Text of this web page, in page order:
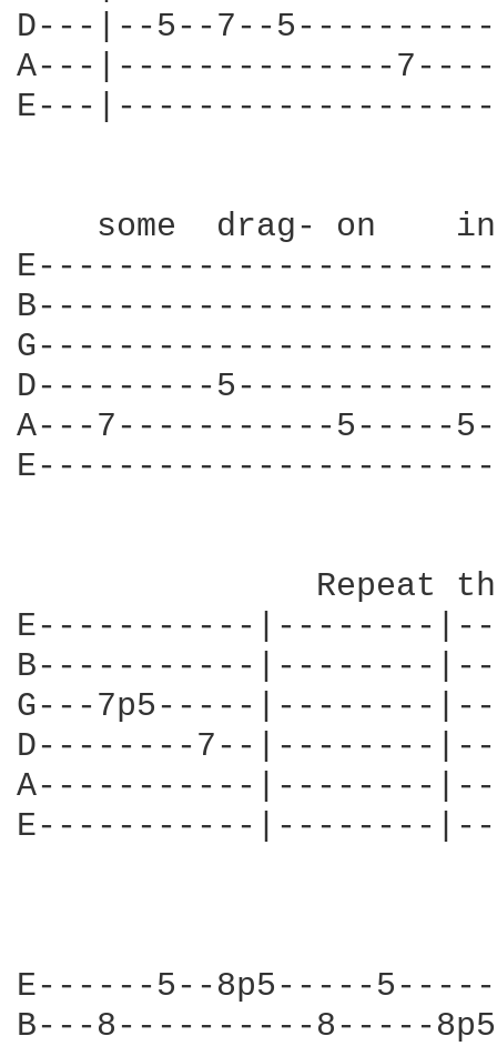
D---|--5--7--
A---|--------------
E---
some  drag- on
D---------
A---7-----------5-----
E-----------|--------
B-----------|--------
G---7p5-----|--------
D--------7--|--------
A-----------|--------
E-----------|--------
E------5--8p5-----
B---8----------8-----